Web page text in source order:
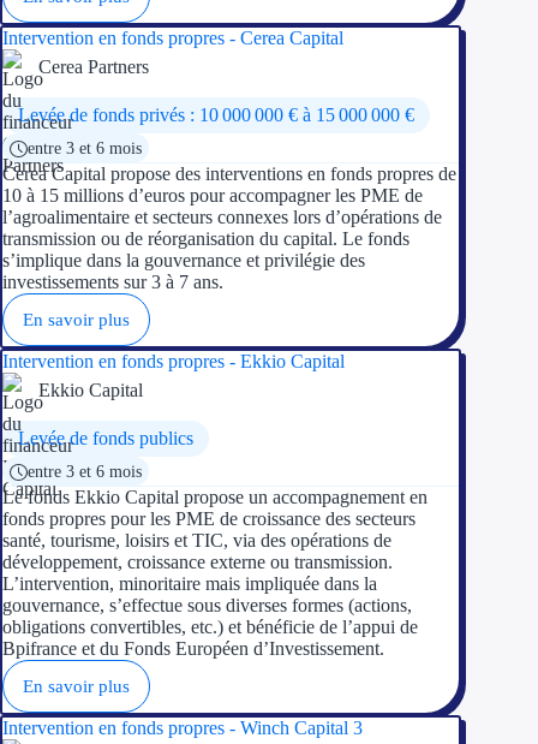
Intervention en fonds propres - Cerea Capital
Cerea Partners
Levée de fonds privés : 10 000 000 € à 15 000 000 €
entre 3 et 6 mois
Cerea Capital propose des interventions en fonds propres de
10 à 15 millions d’euros pour accompagner les PME de
l’agroalimentaire et secteurs connexes lors d’opérations de
transmission ou de réorganisation du capital. Le fonds
s’implique dans la gouvernance et privilégie des
investissements sur 3 à 7 ans.
En savoir plus
Intervention en fonds propres - Ekkio Capital
Ekkio Capital
Levée de fonds publics
entre 3 et 6 mois
Le fonds Ekkio Capital propose un accompagnement en
fonds propres pour les PME de croissance des secteurs
santé, tourisme, loisirs et TIC, via des opérations de
développement, croissance externe ou transmission.
L’intervention, minoritaire mais impliquée dans la
gouvernance, s’effectue sous diverses formes (actions,
obligations convertibles, etc.) et bénéficie de l’appui de
Bpifrance et du Fonds Européen d’Investissement.
En savoir plus
Intervention en fonds propres - Winch Capital 3